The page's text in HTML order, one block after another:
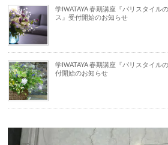
学IWATAYA 春期講座『パリスタイル
ス』受付開始のお知らせ
学IWATAYA 春期講座『パリスタイル
付開始のお知らせ